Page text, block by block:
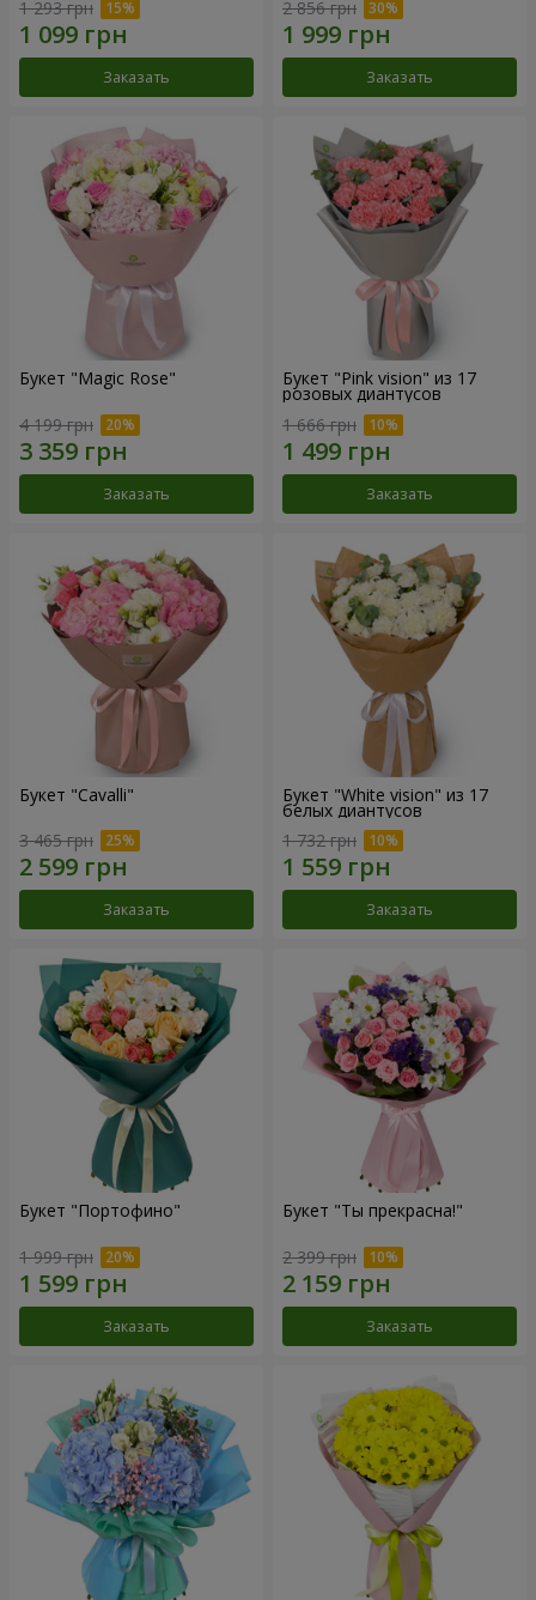
1 293 грн
Заказать
2 856 грн
Заказать
Букет "Magic Rose"
4 199 грн
Заказать
Букет "Pink vision" из 17
розовых диантусов
1 666 грн
Заказать
Букет "Cаvalli"
3 465 грн
Заказать
Букет "White vision" из 17
белых диантусов
1 732 грн
Заказать
Букет "Портофино"
1 999 грн
Заказать
Букет "Ты прекрасна!"
2 399 грн
Заказать